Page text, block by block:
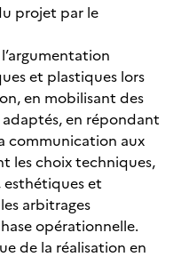
projet par le
et plastiques lors
en mobilisant des
en répondant
communication aux
les choix techniques,
et
arbitrages
opérationnelle.
de la réalisation en